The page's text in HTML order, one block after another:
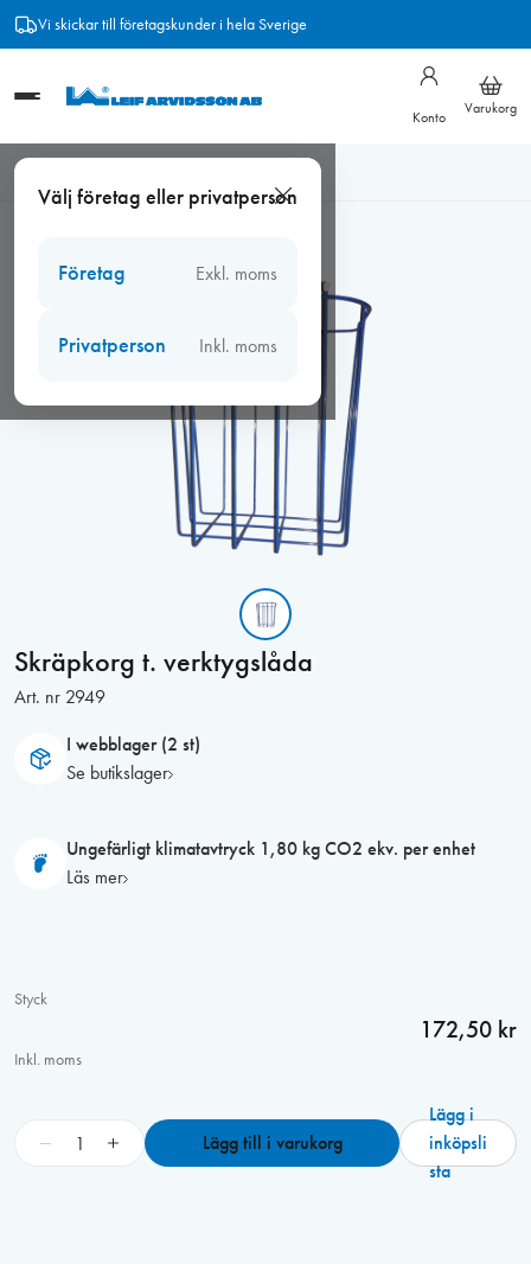
Hoppa
Vi skickar till företagskunder i hela Sverige
Konto
Varukorg
Välj företag eller privatperson
Företag Exkl. moms
Privatperson Inkl. moms
Skräpkorg t. verktygslåda
Art. nr 2949
I webblager (2 st)
Se butikslager
Ungefärligt klimatavtryck 1,80 kg CO2 ekv. per enhet
Läs mer
Styck
172,50 kr
Inkl. moms
+ Lägg till i varukorg
Lägg i
inköpsli
sta